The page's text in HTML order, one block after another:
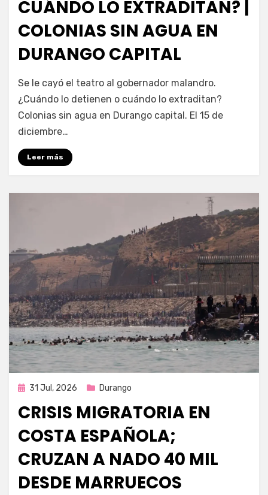
CUÁNDO LO EXTRADITAN? |
COLONIAS SIN AGUA EN
DURANGO CAPITAL
por Fernando Miranda Servín
Se le cayó el teatro al gobernador malandro.
¿Cuándo lo detienen o cuándo lo extraditan?
Colonias sin agua en Durango capital. El 15 de
diciembre…
Leer más
Publicada
31 Jul, 2026 Durango
CRISIS MIGRATORIA EN
COSTA ESPAÑOLA;
CRUZAN A NADO 40 MIL
DESDE MARRUECOS